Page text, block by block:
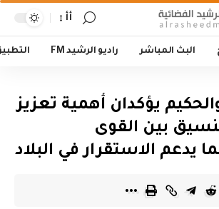
أأ
البث المباشر راديو الرشيد FM
يؤكدان أهمية تعزيز
بين القوى
يدعم الاستقرار في البلاد